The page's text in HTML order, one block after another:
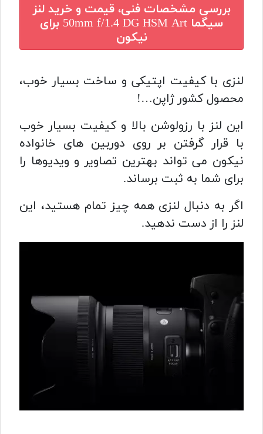
بررسی مشخصات فنی، قیمت و خریدلنز
سیگما 50mm f/1.4 DG HSM Art برای
نیکون
لنزی با کیفیت اپتیکی و ساخت بسیار خوب،
محصول کشور ژاپن…!
این لنز با رزولوشن بالا و کیفیت بسیار خوب
با قرار گرفتن بر روی دوربین های خانواده
نیکون می تواند بهترین تصاویر و ویدیوها را
برای شما به ثبت برساند.
اگر به دنبال لنزی همه چیز تمام هستید، این
لنز را از دست ندهید.